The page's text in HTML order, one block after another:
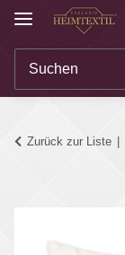
Zurück zur Liste